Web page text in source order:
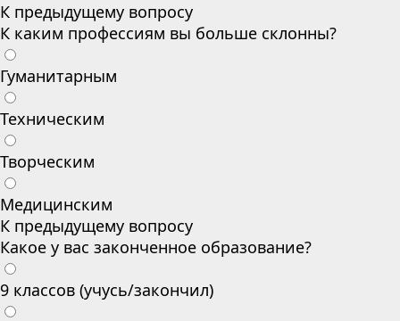
К предыдущему вопросу
К каким профессиям вы больше склонны?
Гуманитарным
Техническим
Творческим
Медицинским
К предыдущему вопросу
Какое у вас законченное образование?
9 классов (учусь/закончил)